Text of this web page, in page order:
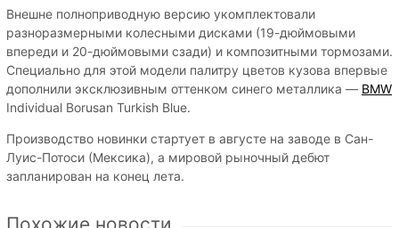
Внешне полноприводную версию укомплектовали
разноразмерными колесными дисками (19-дюймовыми
впереди и 20-дюймовыми сзади) и композитными тормозами.
Специально для этой модели палитру цветов кузова впервые
дополнили эксклюзивным оттенком синего металлика — BMW
Individual Borusan Turkish Blue.
Производство новинки стартует в августе на заводе в Сан-
Луис-Потоси (Мексика), а мировой рыночный дебют
запланирован на конец лета.